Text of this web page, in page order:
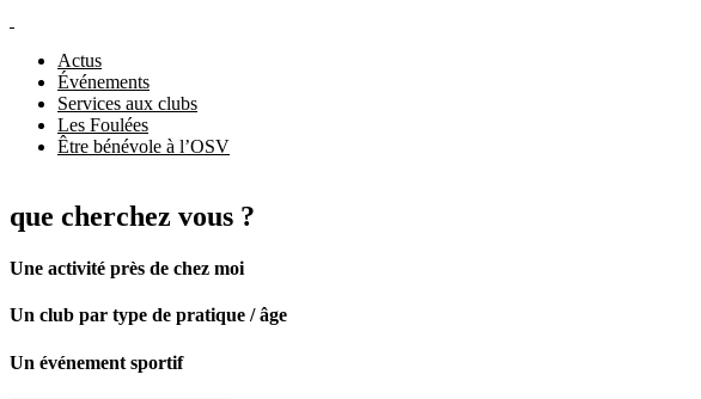
Actus
Événements
Services aux clubs
Les Foulées
Être bénévole à l’OSV
que cherchez vous ?
Une activité près de chez moi
Un club par type de pratique / âge
Un événement sportif